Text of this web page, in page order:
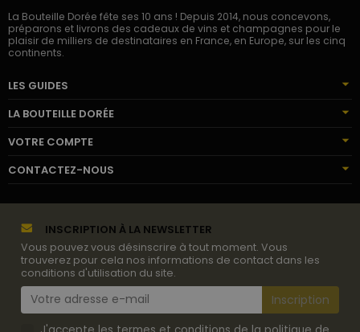
La Bouteille Dorée fête ses 10 ans ! Depuis 2014, nous concevons,
préparons et livrons des cadeaux de vins et champagnes pour le
plaisir de milliers de destinataires en France, en Europe, sur les cinq
continents.
LES GUIDES
LA BOUTEILLE DORÉE
VOTRE COMPTE
CONTACTEZ-NOUS
INSCRIPTION À LA NEWSLETTER
Vous pouvez vous désinscrire à tout moment. Vous
trouverez pour cela nos informations de contact dans les
conditions d'utilisation du site.